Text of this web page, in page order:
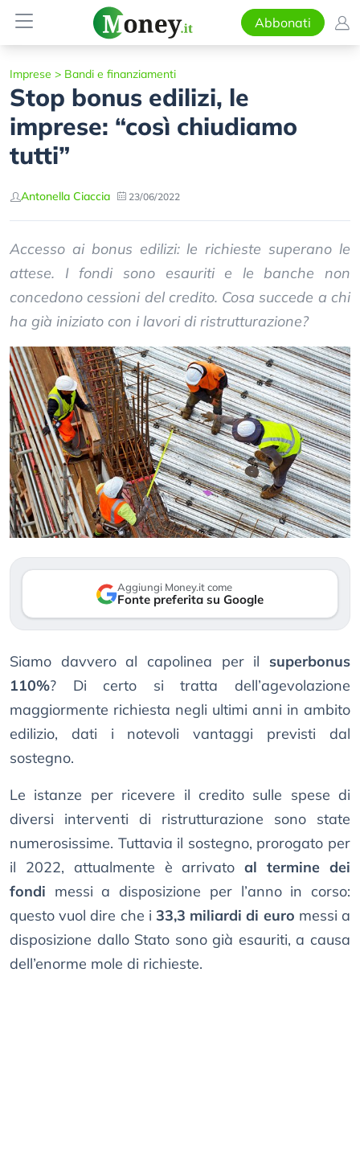
Abbonati
Imprese > Bandi e finanziamenti
Stop bonus edilizi, le
imprese: “così chiudiamo
tutti”
Antonella Ciaccia 23/06/2022
Accesso ai bonus edilizi: le richieste superano le
attese. I fondi sono esauriti e le banche non
concedono cessioni del credito. Cosa succede a chi
ha già iniziato con i lavori di ristrutturazione?
Aggiungi Money.it come
Fonte preferita su Google
Siamo davvero al capolinea per il superbonus
110%? Di certo si tratta dell’agevolazione
maggiormente richiesta negli ultimi anni in ambito
edilizio, dati i notevoli vantaggi previsti dal
sostegno.
Le istanze per ricevere il credito sulle spese di
diversi interventi di ristrutturazione sono state
numerosissime. Tuttavia il sostegno, prorogato per
il 2022, attualmente è arrivatoal termine dei
fondi messi a disposizione per l’anno in corso:
questo vuol dire che i 33,3 miliardi di euro messi a
disposizione dallo Stato sono già esauriti, a causa
dell’enorme mole di richieste.